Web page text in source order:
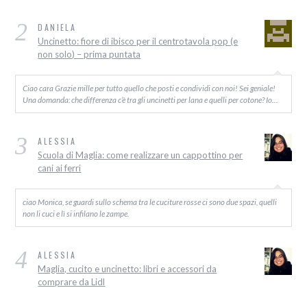
2 DANIELA
Uncinetto: fiore di ibisco per il centrotavola pop (e
non solo) – prima puntata
Ciao cara Grazie mille per tutto quello che posti e condividi con noi! Sei geniale!
Una domanda: che differenza c’è tra gli uncinetti per lana e quelli per cotone? Io…
3 ALESSIA
Scuola di Maglia: come realizzare un cappottino per
cani ai ferri
ciao Monica, se guardi sullo schema tra le cuciture rosse ci sono due spazi, quelli
non li cuci e lì si infilano le zampe.
4 ALESSIA
Maglia, cucito e uncinetto: libri e accessori da
comprare da Lidl